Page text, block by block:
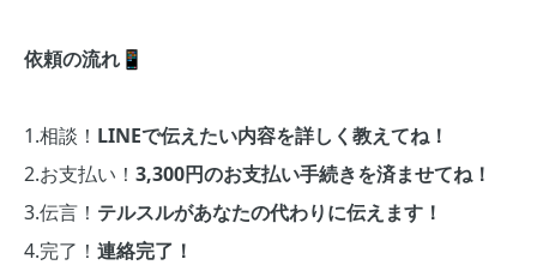
依頼の流れ📱
1.相談！ LINEで伝えたい内容を詳しく教えてね！
2.お支払い！ 3,300円のお支払い手続きを済ませてね！
3.伝言！ テルスルがあなたの代わりに伝えます！
4.完了！ 連絡完了！